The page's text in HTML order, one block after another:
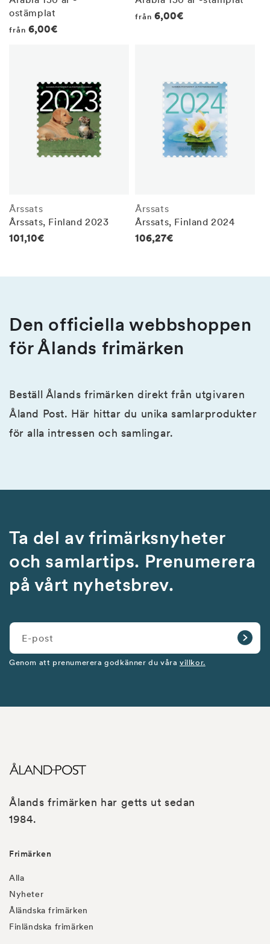
ostämplat
Regular
från 6,00€
Regular
från 6,00€
Årssats
Årssats, Finland 2023
Regular
101,10€
Årssats
Årssats, Finland 2024
Regular
106,27€
Den officiella webbshoppen
för Ålands frimärken
Beställ Ålands frimärken direkt från utgivaren
Åland Post. Här hittar du unika samlarprodukter
för alla intressen och samlingar.
Ta del av frimärksnyheter
och samlartips. Prenumerera
på vårt nyhetsbrev.
E-post
Genom att prenumerera godkänner du våravillkor.
Ålands frimärken har getts ut sedan
1984.
Frimärken
Alla
Nyheter
Åländska frimärken
Finländska frimärken